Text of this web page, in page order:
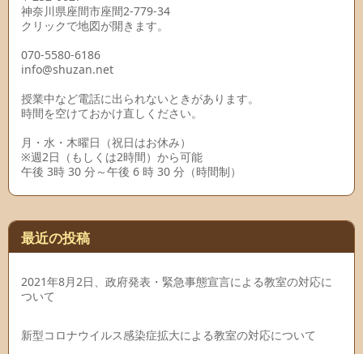
神奈川県座間市座間2-779-34
クリックで地図が開きます。
070-5580-6186
info@shuzan.net
授業中など電話に出られないときがあります。
時間を空けておかけ直しください。
月・水・木曜日（祝日はお休み）
※週2日（もしくは2時間）から可能
午後 3時 30 分～午後 6 時 30 分（時間制）
最近の投稿
2021年8月2日、政府発表・緊急事態宣言による教室の対応に
ついて
新型コロナウイルス感染症拡大による教室の対応について